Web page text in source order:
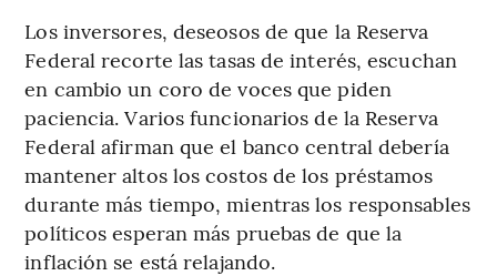
Los inversores, deseosos de que la Reserva
Federal recorte las tasas de interés, escuchan
en cambio un coro de voces que piden
paciencia. Varios funcionarios de la Reserva
Federal afirman que el banco central debería
mantener altos los costos de los préstamos
durante más tiempo, mientras los responsables
políticos esperan más pruebas de que la
inflación se está relajando.